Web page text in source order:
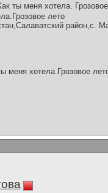
ты меня хотела. Грозовое
лето
район,с.
меня хотела.Грозовое